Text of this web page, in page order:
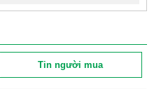
Tin người mua